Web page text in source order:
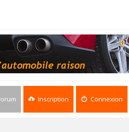
Inscription Connexion